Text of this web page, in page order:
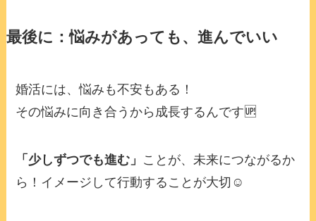
最後に：悩みがあっても、進んでいい
婚活には、悩みも不安もある！
その悩みに向き合うから成長するんです🆙
「少しずつでも進む」 ことが、未来につながるか
ら！イメージして行動することが大切☺️